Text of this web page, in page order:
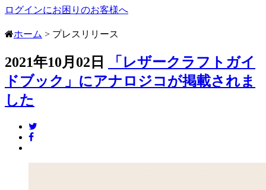
検
ログインにお困りのお客様へ
ホーム > プレスリリース
2021年10月02日
「レザークラフトガイ
ドブック」にアナロジコが掲載されま
した